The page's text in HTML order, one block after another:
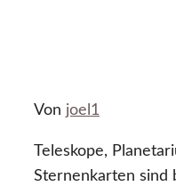
Von joel1
Teleskope,
Sternenkarten sind